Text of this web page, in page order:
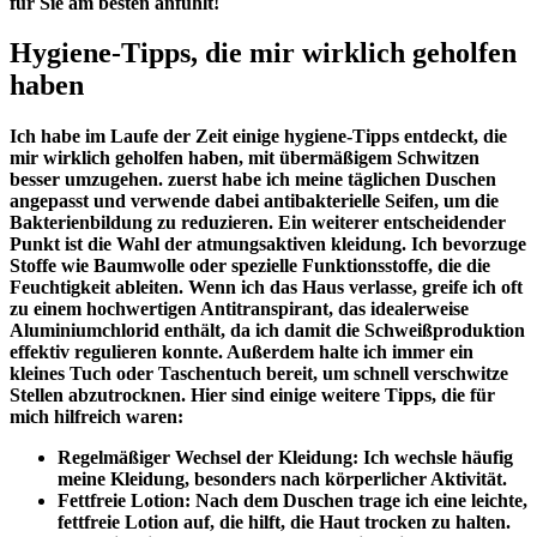
Hygiene-Tipps, die ⁤mir wirklich geholfen
haben
Ich ‌habe im​ Laufe ‍der Zeit einige⁣ hygiene-Tipps entdeckt, die
mir wirklich geholfen haben, mit übermäßigem Schwitzen⁣
besser umzugehen.‌ zuerst habe ich meine täglichen Duschen
‌angepasst und verwende dabei antibakterielle Seifen, um die
Bakterienbildung zu reduzieren. Ein weiterer entscheidender
Punkt ist die Wahl ⁤der atmungsaktiven kleidung. Ich bevorzuge
Stoffe wie Baumwolle oder spezielle Funktionsstoffe, die die
Feuchtigkeit ableiten. Wenn ich das Haus verlasse, greife ‍ich oft
zu ‍einem hochwertigen Antitranspirant, das idealerweise
Aluminiumchlorid​ enthält, da ich damit die Schweißproduktion
effektiv regulieren konnte. Außerdem halte ich immer ein⁣
kleines Tuch oder Taschentuch bereit, um schnell verschwitze
Stellen abzutrocknen. Hier ⁣sind einige weitere Tipps, die für
mich hilfreich waren:
Regelmäßiger Wechsel der Kleidung: ​Ich wechsle häufig
meine⁣ Kleidung, besonders nach körperlicher Aktivität.
Fettfreie Lotion: ‍Nach​ dem Duschen ​trage ich eine leichte,
fettfreie Lotion auf, die hilft, die Haut ⁢trocken zu halten.